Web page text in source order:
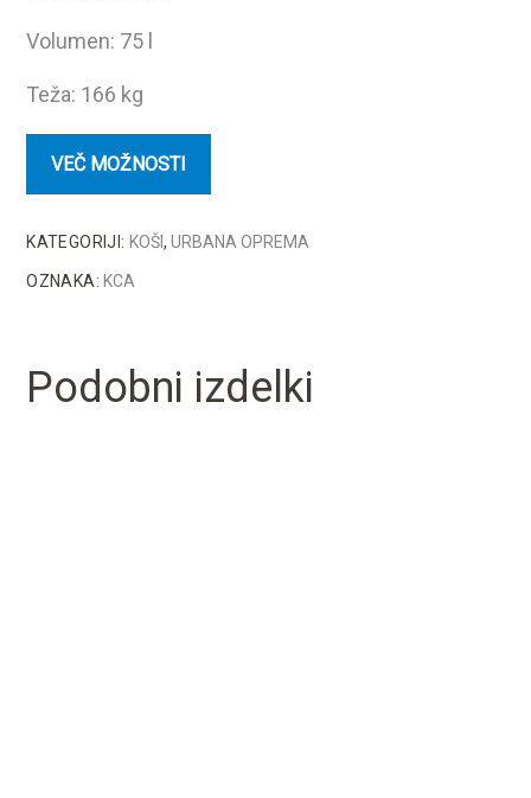
Volumen: 75 l
Teža: 166 kg
KATEGORIJI: KOŠI,URBANA OPREMA
OZNAKA: KCA
Podobni izdelki